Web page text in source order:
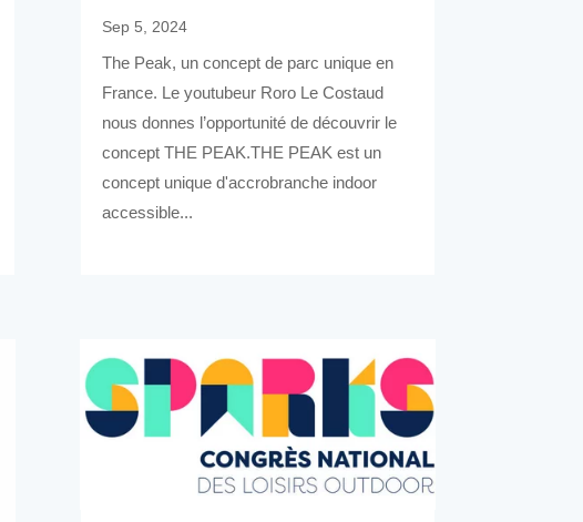
Sep 5, 2024
The Peak, un concept de parc unique en
France. Le youtubeur Roro Le Costaud
nous donnes l’opportunité de découvrir le
concept THE PEAK.THE PEAK est un
concept unique d'accrobranche indoor
accessible...